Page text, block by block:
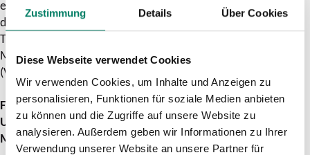
Zustimmung Details Über Cookies
Diese Webseite verwendet Cookies
Wir verwenden Cookies, um Inhalte und Anzeigen zu
personalisieren, Funktionen für soziale Medien anbieten
zu können und die Zugriffe auf unsere Website zu
analysieren. Außerdem geben wir Informationen zu Ihrer
Verwendung unserer Website an unsere Partner für
erhöhen die Aufenthalts- und Lebensqualität in Kommunen
deutlich. Hier setzt unser »Fußverkehrs-Check NRW« an“, so
Theo Jansen, Geschäftsstellenleiter des Zukunftsnetz
Mobilität NRW mit Sitz beim Verkehrsverbund Rhein-Sieg
(VRS) in Köln.
Folgende Kommunen führen im Jahr 2024 mit
Unterstützung des Zukunftsnetz Mobilität NRW und des
Ministeriums einen „Fußverkehrs-Check NRW“ durch: